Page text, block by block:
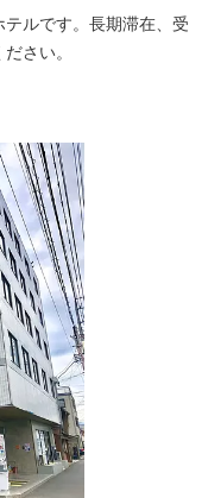
ルです。長期滞在、受
さい。